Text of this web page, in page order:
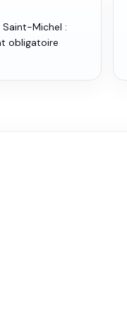
Michel :
obligatoire